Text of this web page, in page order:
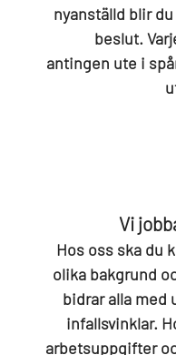
nyanställd blir
beslut.
antingen ute i
Vi
Hos oss ska du
olika bakgrund
bidrar alla med
infallsvinklar.
arbetsuppgifter